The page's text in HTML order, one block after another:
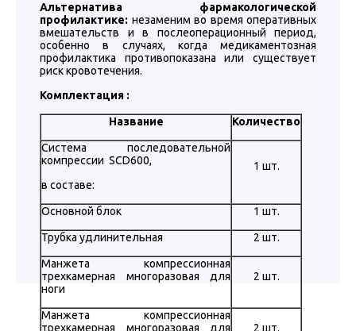
Альтернатива фармакологической
профилактике: незаменим во время оперативных
вмешательств и в послеоперационный период,
особенно в случаях, когда медикаментозная
профилактика противопоказана или существует
риск кровотечения.
Комплектация :
Название Количество
Система последовательной
компрессии SCD600,
в составе:
1 шт.
Основной блок 1 шт.
Трубка удлинительная 2 шт.
Манжета компрессионная
трехкамерная многоразовая для
ноги
2 шт.
Манжета компрессионная
трехкамерная многоразовая для
2 шт.